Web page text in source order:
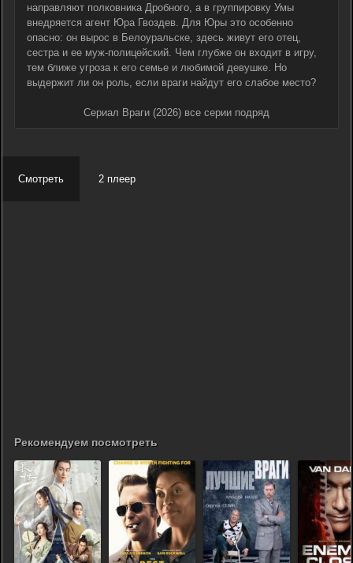
направляют полковника Дробного, а в группировку Умы
внедряется агент Юра Гвоздев. Для Юры это особенно
опасно: он вырос в Белоуральске, здесь живут его отец,
сестра и ее муж-полицейский. Чем глубже он входит в игру,
тем ближе угроза к его семье и любимой девушке. Но
выдержит ли он роль, если враги найдут его слабое место?
Сериал Враги (2026) все серии подряд
Смотреть 2 плеер
Рекомендуем посмотреть